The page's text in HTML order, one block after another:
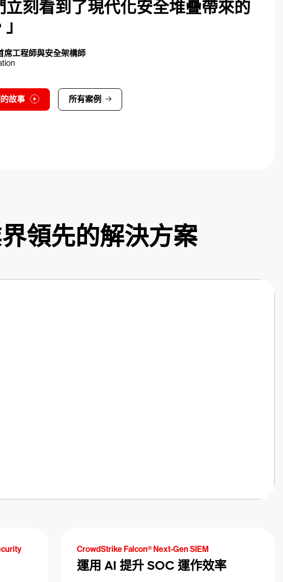
席工程師與安全架構師
立刻看到了現代化安全堆疊帶來的
故事 所有案例
領先的解決方案
CrowdStrike Falcon® Next-Gen SIEM
運用 AI 提升 SOC 運作效率